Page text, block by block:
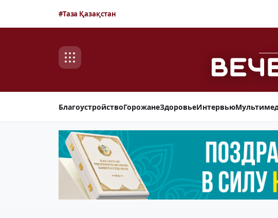
#Таза Қазақстан
БлагоустройствоГорожанеЗдоровьеИнтервью